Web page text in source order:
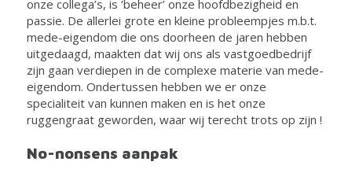
onze collega’s, is ‘beheer’ onze hoofdbezigheid en
passie. De allerlei grote en kleine probleempjes m.b.t.
mede-eigendom die ons doorheen de jaren hebben
uitgedaagd, maakten dat wij ons als vastgoedbedrijf
zijn gaan verdiepen in de complexe materie van mede-
eigendom. Ondertussen hebben we er onze
specialiteit van kunnen maken en is het onze
ruggengraat geworden, waar wij terecht trots op zijn !
No-nonsens aanpak